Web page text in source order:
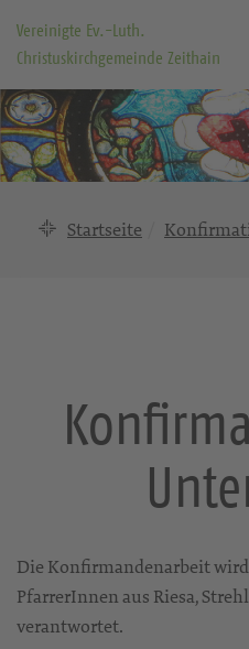
Vereinigte Ev.-Luth.
Christuskirchgemeinde Zeithain
Startseite
Die Konfirmandenarbeit
PfarrerInnen aus Riesa,
verantwortet.